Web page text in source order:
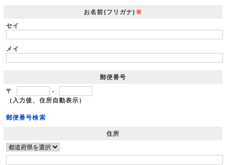
お名前(フリガナ) ※
セイ
メイ
郵便番号
〒
-
（入力後、住所自動表示）
郵便番号検索
住所